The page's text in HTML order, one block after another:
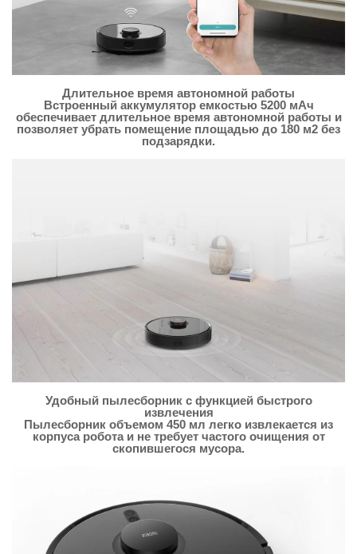
Длительное время автономной работы
Встроенный аккумулятор емкостью 5200 мАч
обеспечивает длительное время автономной работы и
позволяет убрать помещение площадью до 180 м2 без
подзарядки.
Удобный пылесборник с функцией быстрого
извлечения
Пылесборник объемом 450 мл легко извлекается из
корпуса робота и не требует частого очищения от
скопившегося мусора.